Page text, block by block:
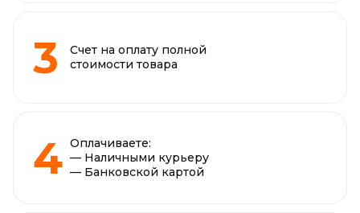
Счет на оплату полной
стоимости товара
Оплачиваете:
— Наличными курьеру
— Банковской картой